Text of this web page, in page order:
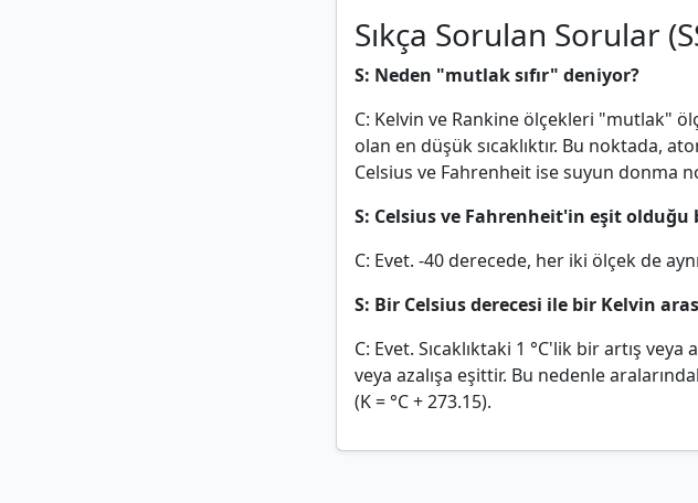
Sıkça Sorulan Sorular
S: Neden "mutlak sıfır" deniyor?
C: Kelvin ve Rankine ölçekleri "mutlak"
olan en düşük sıcaklıktır. Bu noktada,
Celsius ve Fahrenheit ise suyun donma
S: Celsius ve Fahrenheit'in eşit olduğu
C: Evet. -40 derecede, her iki ölçek de
S: Bir Celsius derecesi ile bir Kelvin
C: Evet. Sıcaklıktaki 1 °C'lik bir artış
veya azalışa eşittir. Bu nedenle
(K = °C + 273.15).